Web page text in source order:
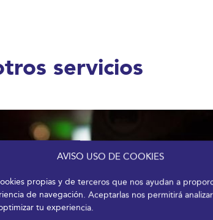
AVISO USO DE COOKIES
propias y de terceros que nos ayudan a
de navegación. Aceptarlas nos permitirá
tu experiencia.
servicios